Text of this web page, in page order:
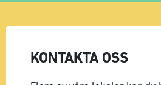
KONTAKTA OSS